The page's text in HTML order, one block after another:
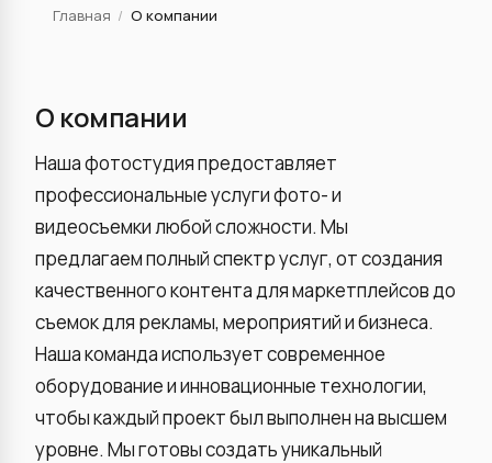
Главная / О компании
О компании
Наша фотостудия предоставляет
профессиональные услуги фото- и
видеосъемки любой сложности. Мы
предлагаем полный спектр услуг, от создания
качественного контента для маркетплейсов до
съемок для рекламы, мероприятий и бизнеса.
Наша команда использует современное
оборудование и инновационные технологии,
чтобы каждый проект был выполнен на высшем
уровне. Мы готовы создать уникальный